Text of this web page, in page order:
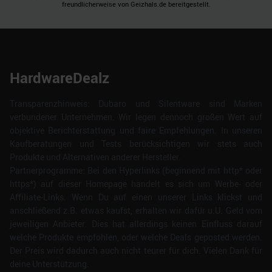
freundlicherweise von Geizhals.de bereitgestellt.
HardwareDealz